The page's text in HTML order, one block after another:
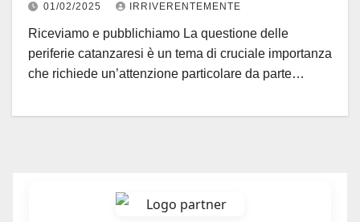
01/02/2025 IRRIVERENTEMENTE
Riceviamo e pubblichiamo La questione delle
periferie catanzaresi è un tema di cruciale importanza
che richiede un’attenzione particolare da parte…